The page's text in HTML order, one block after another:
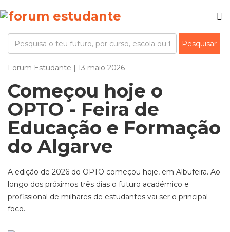
Forum Estudante | 13 maio 2026
Começou hoje o
OPTO - Feira de
Educação e Formação
do Algarve
A edição de 2026 do OPTO começou hoje, em Albufeira. Ao
longo dos próximos três dias o futuro académico e
profissional de milhares de estudantes vai ser o principal
foco.